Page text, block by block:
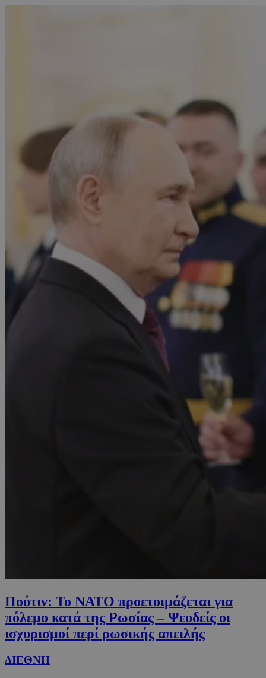
Πούτιν: Το ΝΑΤΟ προετοιμάζεται για
πόλεμο κατά της Ρωσίας – Ψευδείς οι
ισχυρισμοί περί ρωσικής απειλής
ΔΙΕΘΝΗ